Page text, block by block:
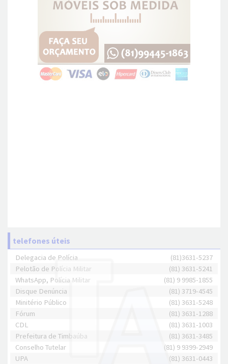
telefones úteis
Delegacia de Polícia
(81)3631-5237
Pelotão de Polícia Militar
(81) 3631-5241
WhatsApp, Polícia Militar
(81) 9 9985-1855
Disque Denúncia
(81) 3719-4545
Minitério Público
(81) 3631-5248
Fórum
(81) 3631-1288
CDL
(81) 3631-1003
Prefeitura de Timbaúba
(81) 3631-3485
Conselho Tutelar
(81) 9 9399-2949
UPA
(81) 3631-0443